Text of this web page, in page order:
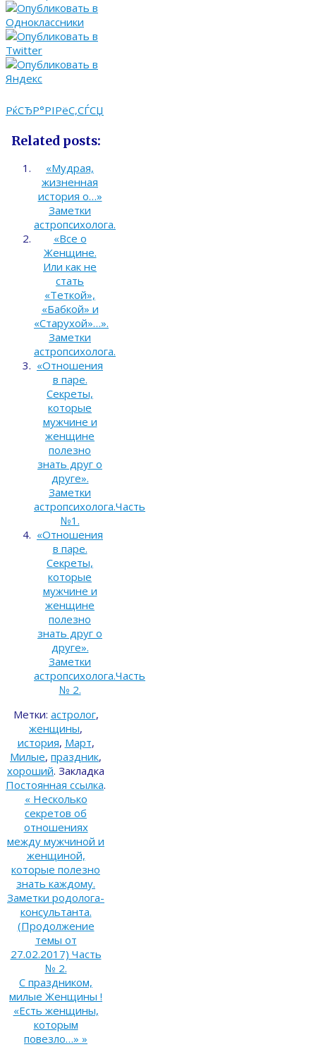
РќСЂР°РІРёС‚СЃСЏ
Related posts:
«Мудрая,
жизненная
история о…»
Заметки
астропсихолога.
«Все о
Женщине.
Или как не
стать
«Теткой»,
«Бабкой» и
«Старухой»…».
Заметки
астропсихолога.
«Отношения
в паре.
Секреты,
которые
мужчине и
женщине
полезно
знать друг о
друге».
Заметки
астропсихолога.Часть
№1.
«Отношения
в паре.
Секреты,
которые
мужчине и
женщине
полезно
знать друг о
друге».
Заметки
астропсихолога.Часть
№ 2.
Метки: астролог,
женщины,
история, Март,
Милые, праздник,
хороший. Закладка
Постоянная ссылка.
«Несколько
секретов об
отношениях
между мужчиной и
женщиной,
которые полезно
знать каждому.
Заметки родолога-
консультанта.
(Продолжение
темы от
27.02.2017) Часть
№ 2.
С праздником,
милые Женщины !
«Есть женщины,
которым
повезло…» »